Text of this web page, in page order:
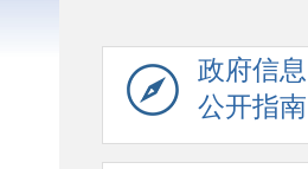
政府信息
公开指南